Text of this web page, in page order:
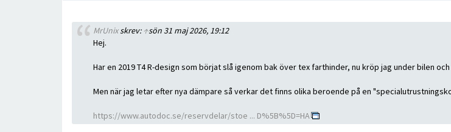
MrUnixskrev:↑sön 31 maj 2026, 19:12
Hej.
Har en 2019 T4 R-design som börjat slå igenom bak över tex farthinder, nu kröp jag under bilen
Men när jag letar efter nya dämpare så verkar det finns olika beroende på en
https://www.autodoc.se/reservdelar/stoe ... D%5B%5D=HA